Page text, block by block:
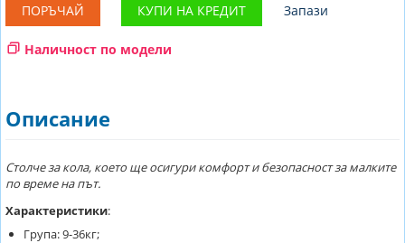
ПОРЪЧАЙ КУПИ НА КРЕДИТ Запази
Наличност по модели
Описание
Столче за кола, което ще осигури комфорт и безопасност за малките
по време на път.
Характеристики:
Група: 9-36кг;